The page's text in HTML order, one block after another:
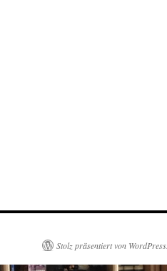
Stolz präsentiert von WordPress.